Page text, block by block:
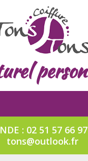
Capizen
: 02 51 57 66
tons@outlook.fr